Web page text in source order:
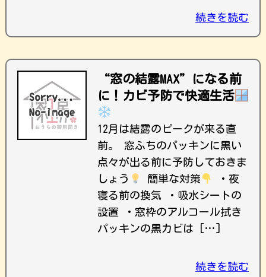
続きを読む
“窓の結露MAX”になる前
に！カビ予防で快適生活
12月は結露のピークが来る直
前。 窓ふちのパッキンに黒い
点々が出る前に予防しておきま
しょう
簡単な対策
・夜
寝る前の換気 ・吸水シートの
設置 ・窓枠のアルコール拭き
パッキンの黒カビは […]
続きを読む